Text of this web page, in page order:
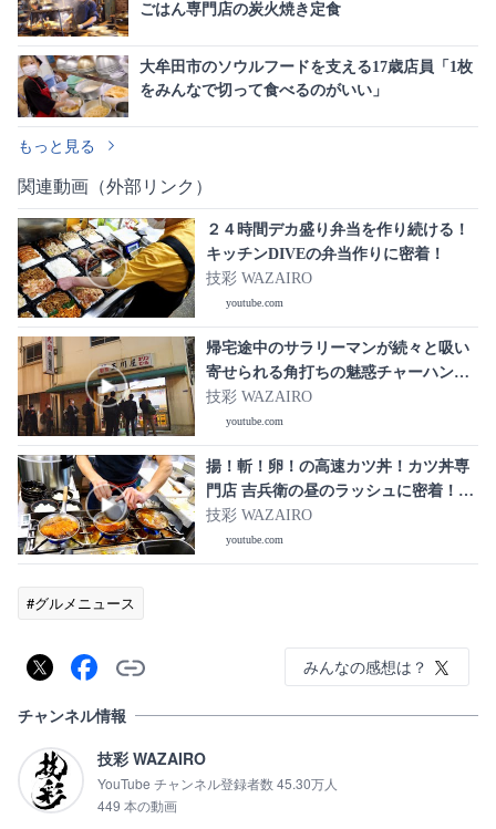
ごはん専門店の炭火焼き定食
大牟田市のソウルフードを支える17歳店員「1枚
をみんなで切って食べるのがいい」
もっと見る
関連動画（外部リンク）
２４時間デカ盛り弁当を作り続ける！
キッチンDIVEの弁当作りに密着！
技彩 WAZAIRO
youtube.com
帰宅途中のサラリーマンが続々と吸い
寄せられる角打ちの魅惑チャーハン
「玉川屋酒店」の仕込みに密着｜
japanese street food
技彩 WAZAIRO
youtube.com
揚！斬！卵！の高速カツ丼！カツ丼専
門店 吉兵衛の昼のラッシュに密着！
Japanese Katsudon Master
技彩 WAZAIRO
youtube.com
#グルメニュース
みんなの感想は？
チャンネル情報
技彩 WAZAIRO
YouTube チャンネル登録者数 45.30万人
449 本の動画